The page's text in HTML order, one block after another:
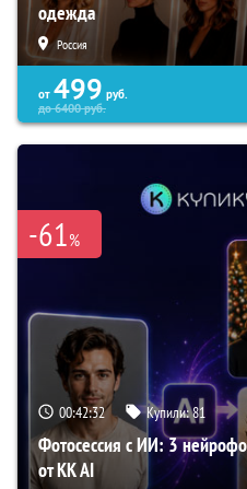
одежда
Россия
от 499 руб.
до6400руб.
-61%
00:42:31 Купили:81
Фотосессия с ИИ: 3
от KK AI